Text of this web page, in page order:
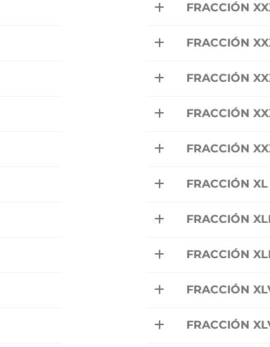
FRACCIÓN
FRACCIÓN
FRACCIÓN
FRACCIÓN
FRACCIÓN
FRACCIÓN XL
FRACCIÓN
FRACCIÓN
FRACCIÓN
FRACCIÓN